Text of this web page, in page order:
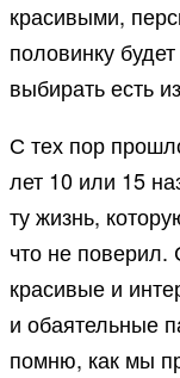
красивыми,
половинку
выбирать есть
С тех пор
лет 10 или 15
ту жизнь,
что не
красивые и
и обаятельные
помню, как мы